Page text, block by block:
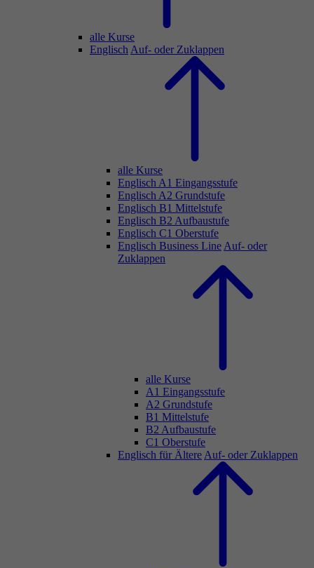
alle Kurse
Englisch Auf- oder Zuklappen
alle Kurse
Englisch A1 Eingangsstufe
Englisch A2 Grundstufe
Englisch B1 Mittelstufe
Englisch B2 Aufbaustufe
Englisch C1 Oberstufe
Englisch Business Line Auf- oder
Zuklappen
alle Kurse
A1 Eingangsstufe
A2 Grundstufe
B1 Mittelstufe
B2 Aufbaustufe
C1 Oberstufe
Englisch für Ältere Auf- oder Zuklappen